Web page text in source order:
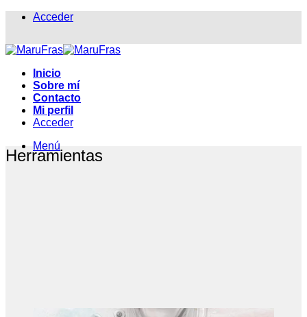
Saltar Acceder
Inicio
Sobre mí
Contacto
Mi perfil
Acceder
Menú
Herramientas